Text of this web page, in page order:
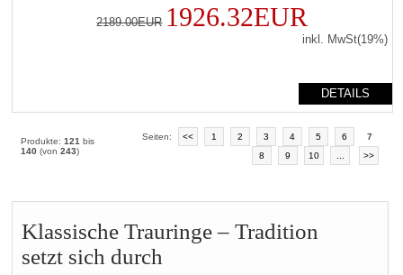
2189.00EUR 1926.32EUR
inkl. MwSt(19%)
DETAILS
Produkte:121 bis
140 (von243)
Seiten: << 1 2 3 4 5 6
7
8
9 10 >>
Klassische Trauringe – Tradition
setzt sich durch